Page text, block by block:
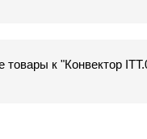
к "Конвектор